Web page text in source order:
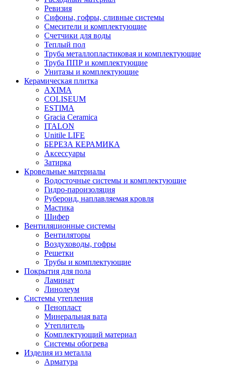
Ревизия
Сифоны, гофры, сливные системы
Смесители и комплектующие
Счетчики для воды
Теплый пол
Труба металлопластиковая и комплектующие
Труба ППР и комплектующие
Унитазы и комплектующие
Керамическая плитка
AXIMA
COLISEUM
ESTIMA
Gracia Ceramica
ITALON
Unitile LIFE
БЕРЕЗА КЕРАМИКА
Аксессуары
Затирка
Кровельные материалы
Водосточные системы и комплектующие
Гидро-пароизоляция
Рубероид, наплавляемая кровля
Мастика
Шифер
Вентиляционные системы
Вентиляторы
Воздуховоды, гофры
Решетки
Трубы и комплектующие
Покрытия для пола
Ламинат
Линолеум
Системы утепления
Пенопласт
Минеральная вата
Утеплитель
Комплектующий материал
Системы обогрева
Изделия из металла
Арматура